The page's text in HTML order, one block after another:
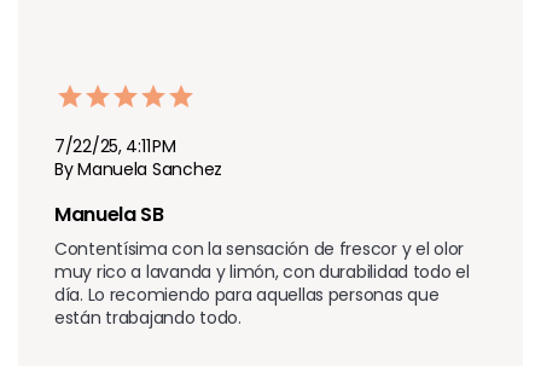
7/22/25, 4:11 PM
By Manuela Sanchez
Manuela SB
Contentísima con la sensación de frescor y el olor
muy rico a lavanda y limón, con durabilidad todo el
día. Lo recomiendo para aquellas personas que
están trabajando todo.